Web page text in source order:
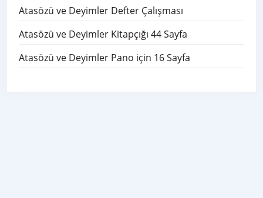
Atasözü ve Deyimler Defter Çalışması
Atasözü ve Deyimler Kitapçığı 44 Sayfa
Atasözü ve Deyimler Pano için 16 Sayfa